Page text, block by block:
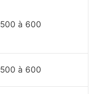
500 à 600
500 à 600